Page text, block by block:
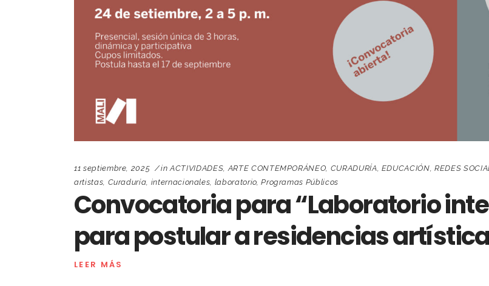
11 septiembre, 2025 in ACTIVIDADES,ARTE CONTEMPORÁNEO, CURADURÍA, EDUCACIÓN,REDES
artistas, Curaduría, internacionales, laboratorio,Programas Públicos
Convocatoria para “Laboratorio
para postular a residencias
LEER MÁS